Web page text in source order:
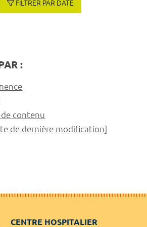
FILTRER PAR DATE
:
de contenu
de dernière modification]
CENTRE HOSPITALIER